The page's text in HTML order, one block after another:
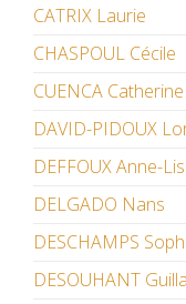
CATRIX Laurie
CHASPOUL Cécile
CUENCA Catherine
DAVID-PIDOUX
DEFFOUX Anne-
DELGADO Nans
DESCHAMPS
DESOUHANT